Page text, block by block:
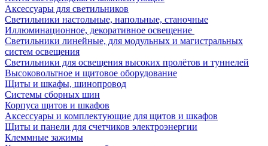
Аксессуары для светильников
Светильники настольные, напольные, станочные
Иллюминационное, декоративное освещение
Светильники линейные, для модульных и магистральных
систем освещения
Светильники для освещения высоких пролётов и туннелей
Высоковольтное и щитовое оборудование
Щиты и шкафы, шинопровод
Системы сборных шин
Корпуса щитов и шкафов
Аксессуары и комплектующие для щитов и шкафов
Щиты и панели для счетчиков электроэнергии
Клеммные зажимы